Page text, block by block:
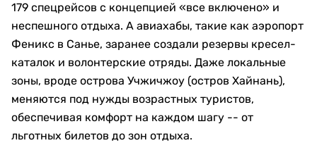
179 спецрейсов с концепцией «все включено» и
неспешного отдыха. А авиахабы, такие как аэропорт
Феникс в Санье, заранее создали резервы кресел-
каталок и волонтерские отряды. Даже локальные
зоны, вроде острова Учжичжоу (остров Хайнань),
меняются под нужды возрастных туристов,
обеспечивая комфорт на каждом шагу -- от
льготных билетов до зон отдыха.